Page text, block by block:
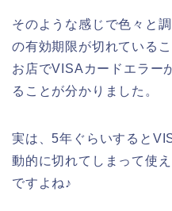
そのような感じで色々と
の有効期限が切れている
お店でVISAカードエラー
ることが分かりました。
実は、5年ぐらいすると
動的に切れてしまって使
ですよね♪